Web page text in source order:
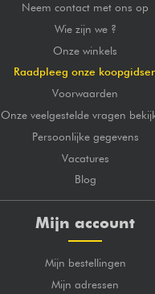
Neem contact met ons op
Wie zijn we ?
Onze winkels
Raadpleeg onze
Voorwaarden
Onze veelgestelde vragen
Persoonlijke gegevens
Vacatures
Blog
Mijn account
Mijn bestellingen
Mijn adressen